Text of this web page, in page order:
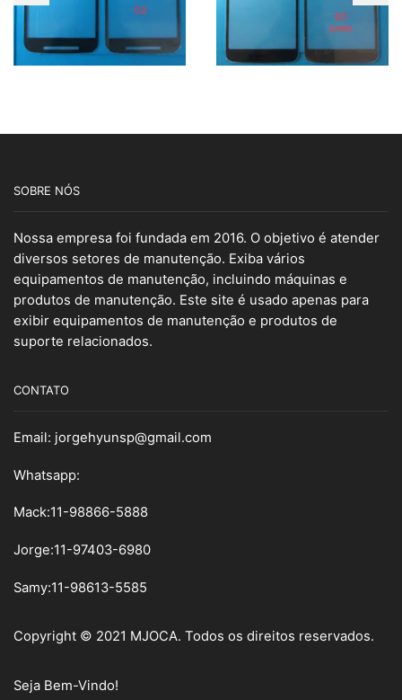
SOBRE NÓS
Nossa empresa foi fundada em 2016. O objetivo é atender
diversos setores de manutenção. Exiba vários
equipamentos de manutenção, incluindo máquinas e
produtos de manutenção. Este site é usado apenas para
exibir equipamentos de manutenção e produtos de
suporte relacionados.
CONTATO
Email: jorgehyunsp@gmail.com
Whatsapp:
Mack:11-98866-5888
Jorge:11-97403-6980
Samy:11-98613-5585
Copyright © 2021 MJOCA. Todos os direitos reservados.
Seja Bem-Vindo!